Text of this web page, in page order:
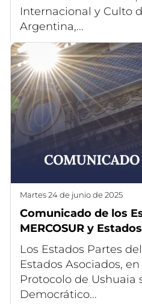
Internacional y Culto
Argentina,...
martes 24 de junio de 2025
Comunicado de los
MERCOSUR y
Los Estados Partes
Estados Asociados,
Protocolo de Ushuaia
Democrático...